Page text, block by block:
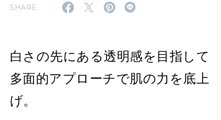
MAGAZINE
2026年9月号「北海道 おいしく遊ぶ、夏のご褒美旅。」
2026年8月号『お茶の時間です。』
2026年7月号「鎌倉 ローカルが 教えてくれた 本当の歩き方。」
SHARE
白さの先にある透明感を目指して
多面的アプローチで肌の力を底上
げ。